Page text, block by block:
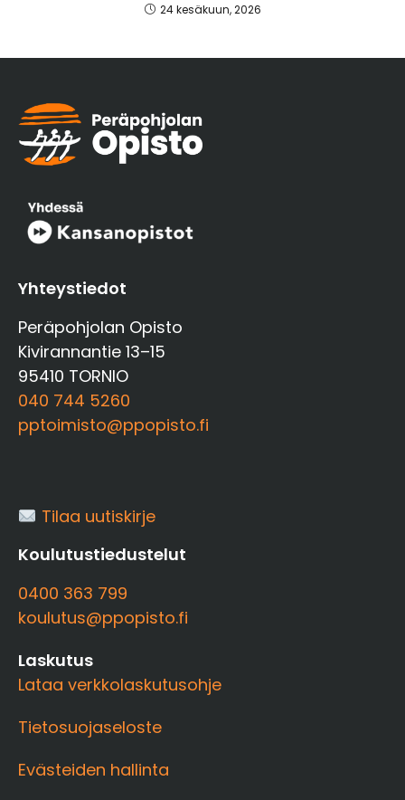
24 kesäkuun, 2026
Yhteystiedot
Peräpohjolan Opisto
Kivirannantie 13–15
95410 TORNIO
040 744 5260
pptoimisto@ppopisto.fi
Tilaa uutiskirje
Koulutustiedustelut
0400 363 799
koulutus@ppopisto.fi
Laskutus
Lataa verkkolaskutusohje
Tietosuojaseloste
Evästeiden hallinta